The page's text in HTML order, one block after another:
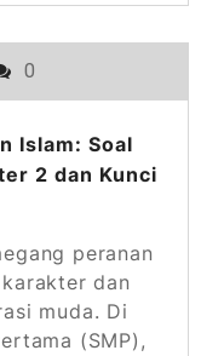
0
Islam: Soal
2 dan Kunci
peranan
dan
muda. Di
(SMP),